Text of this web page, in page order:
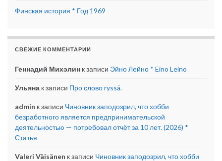
Финская история * Год 1969
СВЕЖИЕ КОММЕНТАРИИ
Геннадий Михэлин к записи Эйно Лейно * Eino Leino
Ульяна к записи Про слово ryssä.
admin к записи Чиновник заподозрил, что хобби
безработного является предпринимательской
деятельностью — потребовал отчёт за 10 лет. (2026) *
Статья
Valeri Väisänen к записи Чиновник заподозрил, что хобби